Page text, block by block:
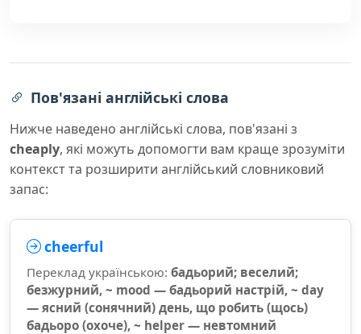
Пов'язані англійські слова
Нижче наведено англійські слова, пов'язані з
cheaply, які можуть допомогти вам краще зрозуміти
контекст та розширити англійський словниковий
запас:
cheerful
Переклад українською: бадьорий; веселий;
безжурний, ~ mood — бадьорий настрій, ~ day
— ясний (сонячний) день, що робить (щось)
бадьоро (охоче), ~ helper — невтомний